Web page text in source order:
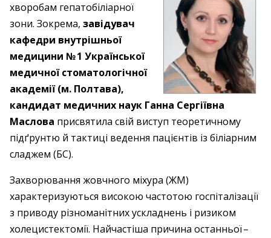
хворобам гепатобіліарної
зони. Зокрема, завідувач
кафедри внутрішньої
медицини № 1 Української
медичної стоматологічної
академії (м. Полтава),
кандидат медичних наук Ганна Сергіївна
Маслова присвятила свій виступ теоретичному
підґрунтю й тактиці ведення пацієнтів із біліарним
сладжем (БС).
Захворювання жовчного міхура (ЖМ)
характеризуються високою частотою гос­піталізації
з приводу різноманітних ускладнень і ризиком
холецистектомії. Найчастіша причина останньої – ​